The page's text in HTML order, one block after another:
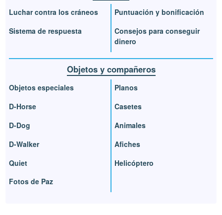
Luchar contra los cráneos
Sistema de respuesta
Puntuación y bonificación
Consejos para conseguir
dinero
Objetos y compañeros
Objetos especiales
D-Horse
D-Dog
D-Walker
Quiet
Fotos de Paz
Planos
Casetes
Animales
Afiches
Helicóptero